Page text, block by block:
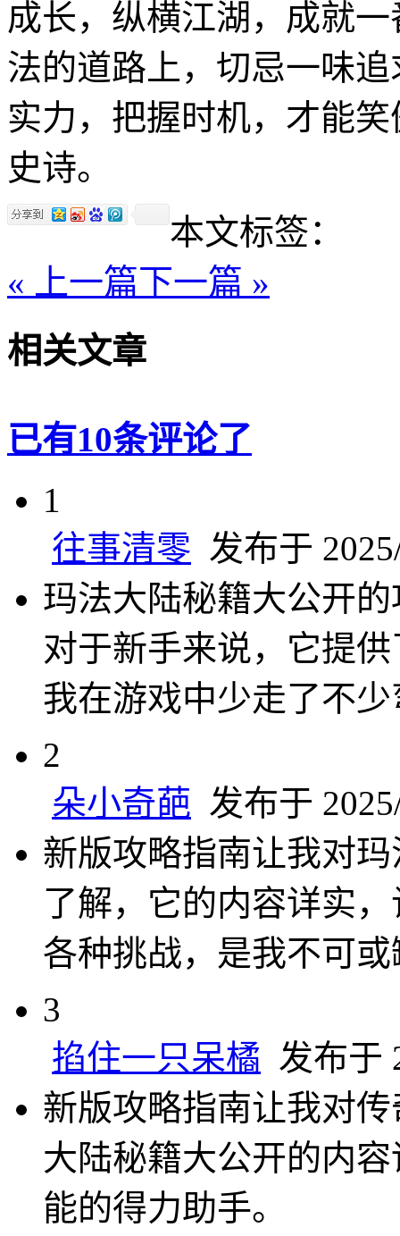
成长，纵横江湖，成就
法的道路上，切忌一味
实力，把握时机，才能
史诗。
本文标签：
« 上一篇下一篇 »
相关文章
已有10条评论了
1
往事清零 发布于
玛法大陆秘籍大公开
对于新手来说，它提
我在游戏中少走了不
2
朵小奇葩 发布于
新版攻略指南让我对
了解，它的内容详实
各种挑战，是我不可
3
掐住一只呆橘 发布于
新版攻略指南让我对
大陆秘籍大公开的内
能的得力助手。